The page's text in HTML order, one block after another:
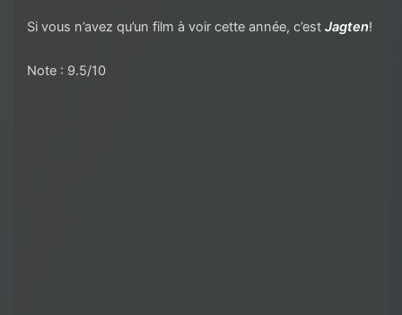
Si vous n’avez qu’un film à voir cette année, c’est Jagten!
Note : 9.5/10